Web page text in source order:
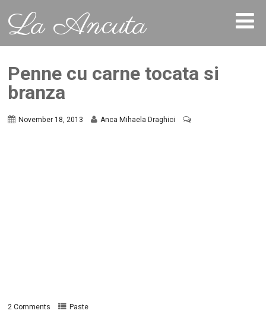
La Ancuta
Penne cu carne tocata si
branza
November 18, 2013 Anca Mihaela Draghici
2 Comments Paste